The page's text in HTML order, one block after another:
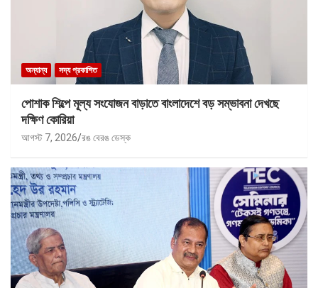
অন্যান্য সদ্য প্রকাশিত
পোশাক শিল্পে মূল্য সংযোজন বাড়াতে বাংলাদেশে বড় সম্ভাবনা দেখছে
দক্ষিণ কোরিয়া
আগস্ট 7, 2026 রঙ বেরঙ ডেস্ক